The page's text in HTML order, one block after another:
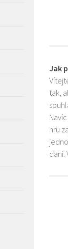
Jak
tak,
hru
daní.